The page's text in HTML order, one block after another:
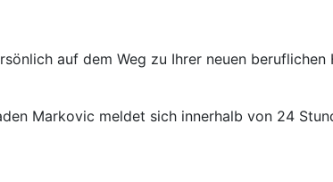
auf dem Weg zu Ihrer neuen
Markovic meldet sich innerhalb von 24